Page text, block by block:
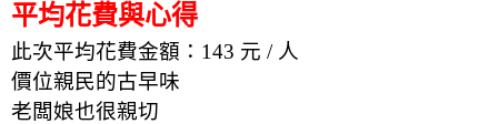
平均花費與心得
此次平均花費金額：143 元 / 人
價位親民的古早味
老闆娘也很親切